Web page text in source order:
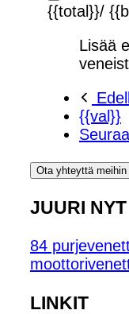
{{total}}/
Lisää
{{val}}
Ota yhteyttä meihin
JUURI NYT
84
LINKIT